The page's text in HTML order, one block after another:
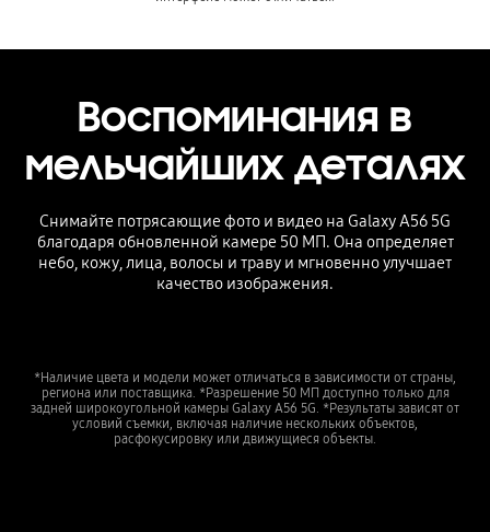
Воспоминания в
мельчайших деталях
Снимайте потрясающие фото и видео на Galaxy A56 5G
благодаря обновленной камере 50 МП. Она определяет
небо, кожу, лица, волосы и траву и мгновенно улучшает
качество изображения.
*Наличие цвета и модели может отличаться в зависимости от страны,
региона или поставщика. *Разрешение 50 МП доступно только для
задней широкоугольной камеры Galaxy A56 5G. *Результаты зависят от
условий съемки, включая наличие нескольких объектов,
расфокусировку или движущиеся объекты.